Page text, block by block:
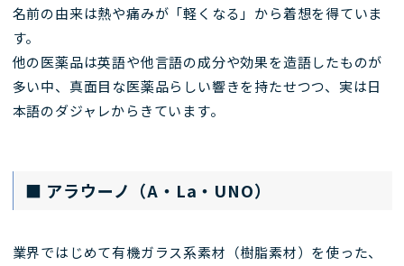
名前の由来は熱や痛みが「軽くなる」から着想を得ていま
す。
他の医薬品は英語や他言語の成分や効果を造語したものが
多い中、真面目な医薬品らしい響きを持たせつつ、実は日
本語のダジャレからきています。
■ アラウーノ（A・La・UNO）
業界ではじめて有機ガラス系素材（樹脂素材）を使った、